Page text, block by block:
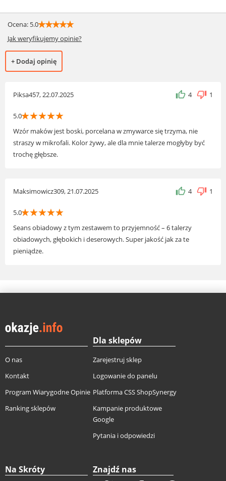
Ocena: 5.0 ☆
☆
☆
☆
☆
Jak weryfikujemy opinie?
+ Dodaj opinię
Piksa457, 22.07.2025 4 1
5.0 ☆
☆
☆
☆
☆
Wzór maków jest boski, porcelana w zmywarce się trzyma, nie
straszy w mikrofali. Kolor żywy, ale dla mnie talerze mogłyby być
trochę głębsze.
Maksimowicz309, 21.07.2025 4 1
5.0 ☆
☆
☆
☆
☆
Seans obiadowy z tym zestawem to przyjemność – 6 talerzy
obiadowych, głębokich i deserowych. Super jakość jak za te
pieniądze.
O nas
Kontakt
Program Wiarygodne Opinie
Ranking sklepów
Dla sklepów
Zarejestruj sklep
Logowanie do panelu
Platforma CSS ShopSynergy
Kampanie produktowe
Google
Pytania i odpowiedzi
Na Skróty Znajdź nas